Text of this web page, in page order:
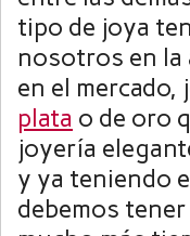
tipo de joya
nosotros en la
en el
plata o de oro
joyería
y ya teniendo
debemos